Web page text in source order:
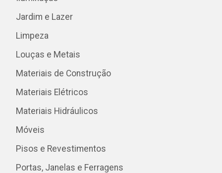
Jardim e Lazer
Limpeza
Louças e Metais
Materiais de Construção
Materiais Elétricos
Materiais Hidráulicos
Móveis
Pisos e Revestimentos
Portas, Janelas e Ferragens